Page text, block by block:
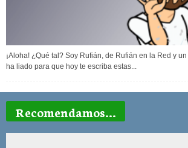
¡Aloha! ¿Qué tal? Soy Rufián, de Rufián en la Red y
ha liado para que hoy te escriba estas...
Recomendamos...